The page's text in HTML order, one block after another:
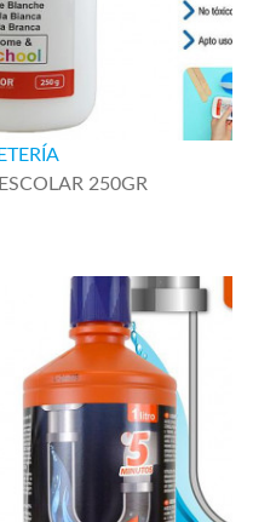
250GR